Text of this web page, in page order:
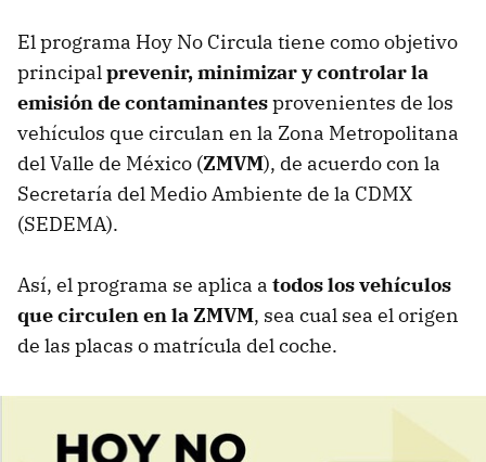
El programa Hoy No Circula tiene como objetivo
principalprevenir, minimizar y controlar la
emisión de contaminantesprovenientes de los
vehículos que circulan en la Zona Metropolitana
del Valle de México (ZMVM), de acuerdo con la
Secretaría del Medio Ambiente de la CDMX
(SEDEMA).
Así, el programa se aplica a todos los vehículos
que circulen en la ZMVM, sea cual sea el origen
de las placas o matrícula del coche.